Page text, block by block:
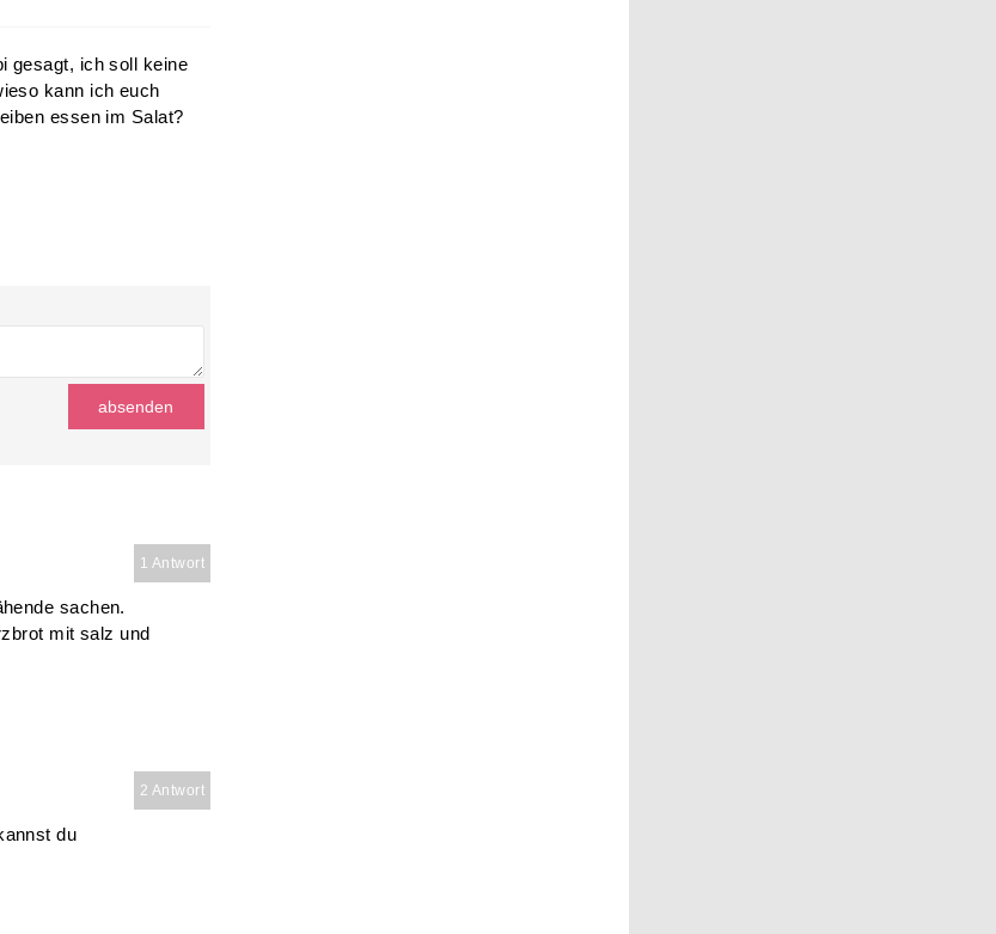
gesagt, ich soll keine
kann ich euch
essen im Salat?
1 Antwort
sachen.
mit salz und
2 Antwort
du